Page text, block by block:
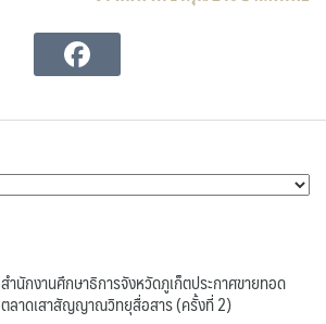
สำนักงานศึกษาธิการจังหวัดภูเก็ตประกาศขายทอด
ตลาดเสาสัญญาณวิทยุสื่อสาร (ครั้งที่ 2)